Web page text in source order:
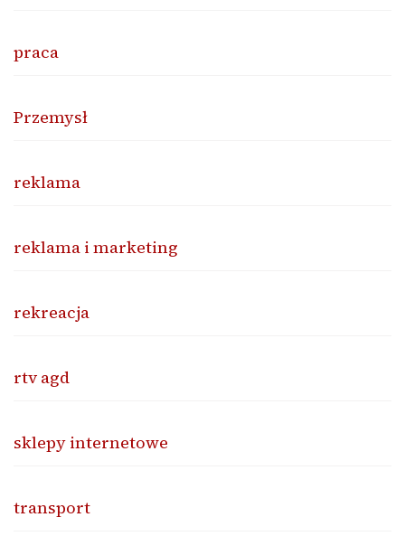
praca
Przemysł
reklama
reklama i marketing
rekreacja
rtv agd
sklepy internetowe
transport